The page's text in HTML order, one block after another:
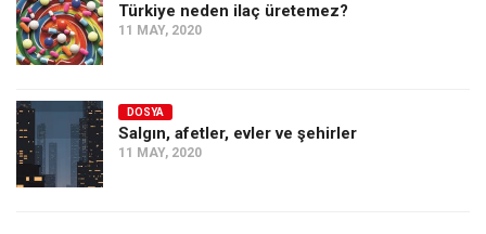
Türkiye neden ilaç üretemez?
11 MAY, 2020
DOSYA
Salgın, afetler, evler ve şehirler
11 MAY, 2020